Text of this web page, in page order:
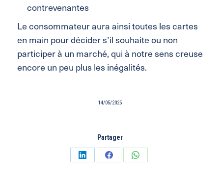
contrevenantes
Le consommateur aura ainsi toutes les cartes
en main pour déciders’il souhaiteou non
participer à un marché, qui à notre sens creuse
encore un peu plus les inégalités.
14/05/2025
Partager
PartagerPartagerPartager